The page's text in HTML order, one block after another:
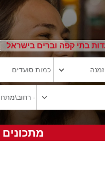
בתי קפה וברים בישראל
מתכונים